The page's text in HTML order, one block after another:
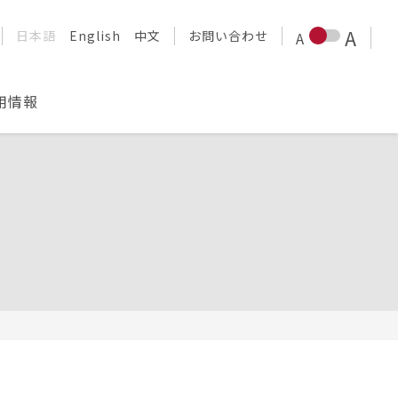
情報
日本語 English 中文 お問い合わせ